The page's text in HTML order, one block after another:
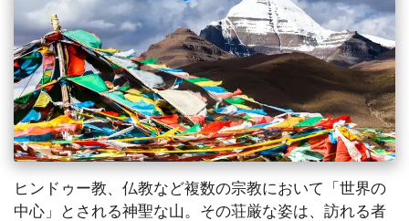
ヒンドゥー教、仏教など複数の宗教において「世界の
中心」とされる神聖な山。その荘厳な姿は、訪れる者